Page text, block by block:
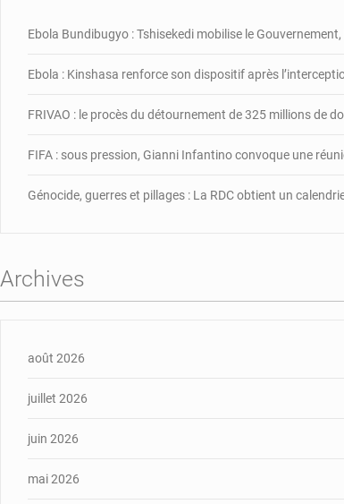
Ebola Bundibugyo : Tshisekedi mobilise le
Ebola : Kinshasa renforce son dispositif après
FRIVAO : le procès du détournement de 325 millions de
FIFA : sous pression, Gianni Infantino convoque une
Génocide, guerres et pillages : La RDC obtient un
Archives
août 2026
juillet 2026
juin 2026
mai 2026